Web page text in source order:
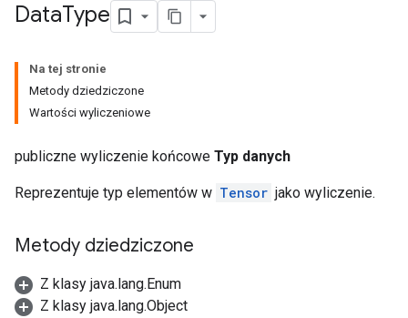
DataType
Na tej stronie
Metody dziedziczone
Wartości wyliczeniowe
publiczne wyliczenie końcowe Typ danych
Reprezentuje typ elementów w Tensor jako wyliczenie.
Metody dziedziczone
Z klasy java.lang.Enum
Z klasy java.lang.Object